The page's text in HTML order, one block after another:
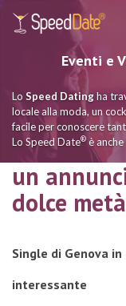
Eventi e
Lo Speed Datingha
locale alla moda, un
facile per conoscere
Lo Speed Date® è
un
dolce
Single di Genova
interessante